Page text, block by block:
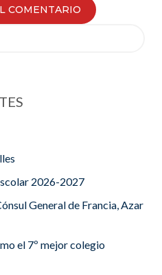
2026-2027
General de Francia, Azar
el 7º mejor colegio